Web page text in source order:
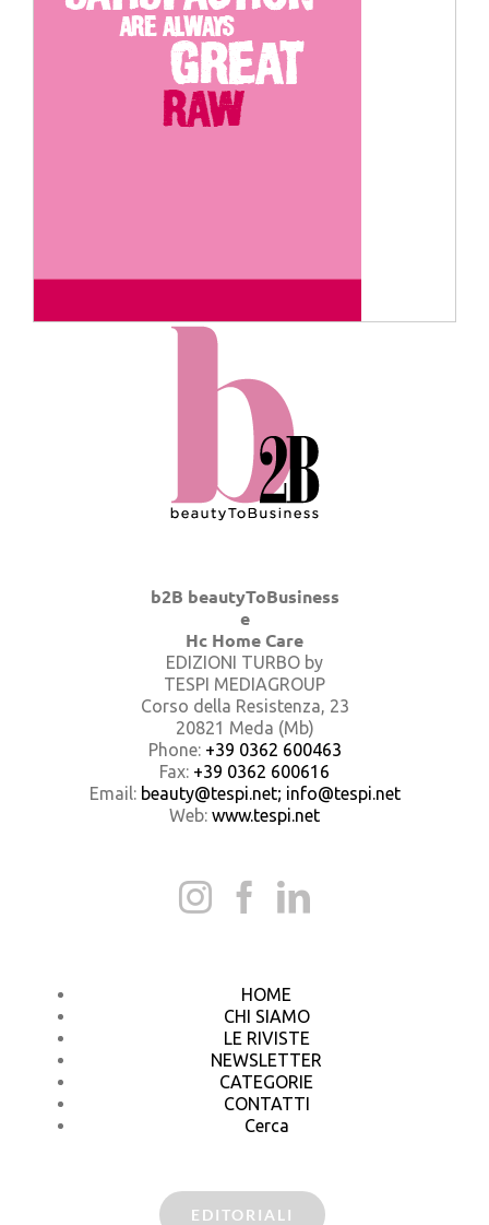
b2B beautyToBusiness
e
Hc Home Care
EDIZIONI TURBO by
TESPI MEDIAGROUP
Corso della Resistenza, 23
20821 Meda (Mb)
Phone: +39 0362 600463
Fax: +39 0362 600616
Email: beauty@tespi.net; info@tespi.net
Web: www.tespi.net
HOME
CHI SIAMO
LE RIVISTE
NEWSLETTER
CATEGORIE
CONTATTI
Cerca
EDITORIALI